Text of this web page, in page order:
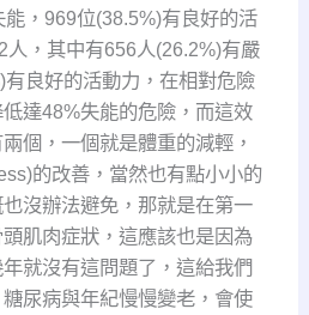
，969位(38.5%)有良好的活
，其中有656人(26.2%)有嚴
良好的活動力，在相對危險
達48%失能的危險，而這效
個，一個就是體重的減輕，
的改善，當然也有點小小的
沒辦法避免，那就是在第一
肌肉症狀，這應該也是因為
就沒有這問題了，這給我們
尿病與年紀慢慢變老，會使